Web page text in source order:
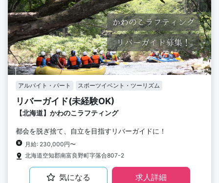
アルバイト・パート スポーツイベント・ツーリズム
リバーガイド(未経験OK)
【北海道】かわのこラフティング
都会を脱ぎ捨て、自立を目指すリバーガイドに！
月給: 230,000円〜
北海道空知郡南富良野町字落合807-2
気になる 求人詳細